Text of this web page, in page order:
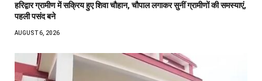
हरिद्वार ग्रामीण में सक्रिय हुए शिवा चौहान, चौपाल लगाकर सुनीं ग्रामीणों की समस्याएं,
पहली पसंद बने
AUGUST 6, 2026